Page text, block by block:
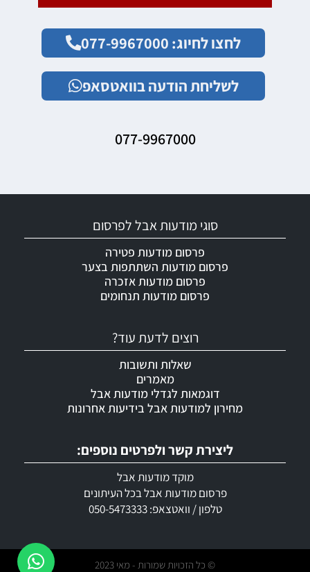
לחצו לחיוג: 077-9967000
לשליחת הודעה בוואטסאפ
077-9967000
ליצירת קשר ולפרטים נוספים:
מוקד מודעות אבל
פרסום מודעות אבל בכל העיתונים
טלפון / וואטצאפ: 050-5473333
רוצים לדעת עוד?
שאלות ותשובות
מאמרים
דוגמאות לגדלי מודעות אבל
מחירון למודעות אבל בידיעות אחרונות
סוגי מודעות אבל לפרסום
פרסום מודעות פטירה
פרסום מודעות השתתפות בצער
פרסום מודעות אזכרה
פרסום מודעות תנחומים
© כל הזכויות שמורות - מאי 2023